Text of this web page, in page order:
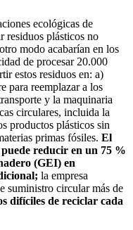
ecológicas de
residuos plásticos no
modo acabarían en los
de procesar 20.000
estos residuos en: a)
para reemplazar a los
y la maquinaria
circulares, incluida la
productos plásticos sin
primas fósiles. El
reducir en un 75 %
(GEI) en
la empresa
suministro circular más de
difíciles de reciclar cada